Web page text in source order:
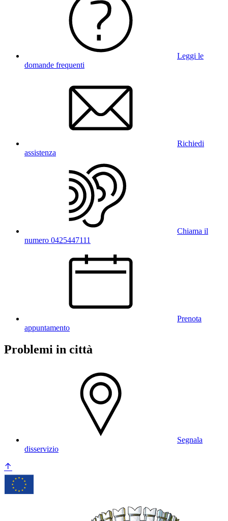
Leggi le
domande frequenti
Richiedi
assistenza
Chiama il
numero 0425447111
Prenota
appuntamento
Problemi in città
Segnala
disservizio